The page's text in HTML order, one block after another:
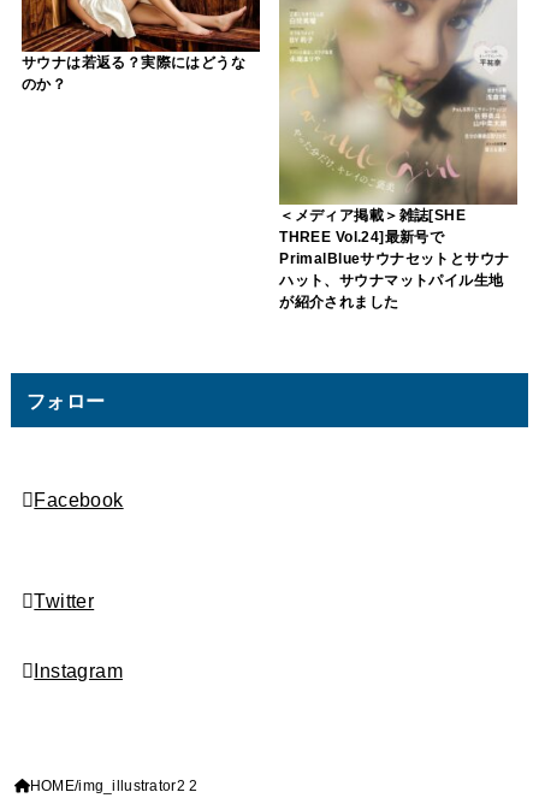
サウナは若返る？実際にはどうな
のか？
＜メディア掲載＞雑誌[SHE
THREE Vol.24]最新号で
PrimalBlueサウナセットとサウナ
ハット、サウナマットパイル生地
が紹介されました
フォロー
Facebook
Twitter
Instagram
HOME img_illustrator2 2